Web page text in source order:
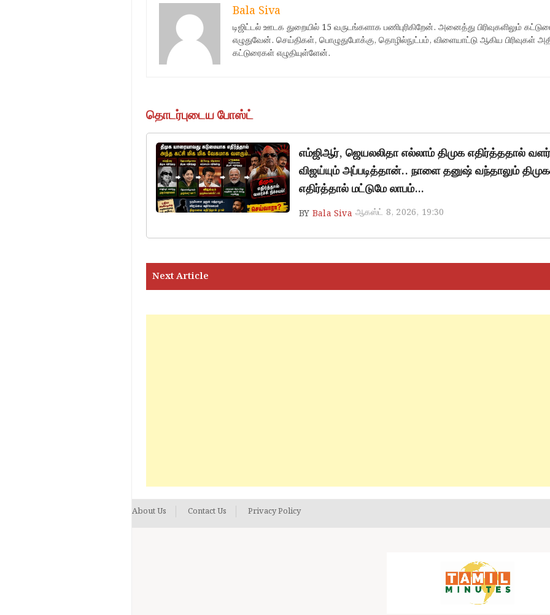
Bala Siva
டிஜிட்டல் ஊடக துறையில் 15 வருடங்களாக பணிபுரிகிறேன். அனைத்து பிரிவுகளிலும்
எழுதுவேன். செய்திகள், பொழுதுபோக்கு, தொழில்நுட்பம், விளையாட்டு ஆகிய பிரிவுகள்
கட்டுரைகள் எழுதியுள்ளேன்.
தொடர்புடைய போஸ்ட்
எம்ஜிஆர், ஜெயலலிதா எல்லாம் திமுக எதிர்த்ததால்
விஜய்யும் அப்படித்தான்.. நாளை தனுஷ் வந்தாலும்
எதிர்த்தால் மட்டுமே லாபம்…
BY Bala Siva ஆகஸ்ட் 8, 2026, 19:30
About Us Contact Us Privacy Policy